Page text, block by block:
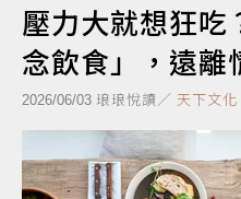
壓力大就想狂吃
念飲食」，遠離
2026/06/03 琅琅悅讀／ 天下文化